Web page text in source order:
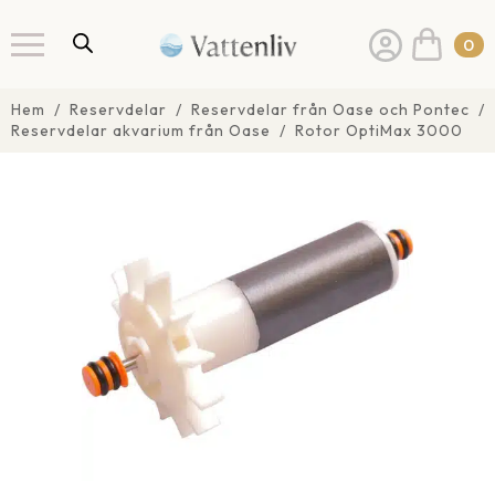
0
Hem Reservdelar
Reservdelar från Oase och Pontec
Reservdelar akvarium från Oase
Rotor OptiMax 3000